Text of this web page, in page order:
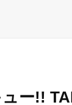
ー!!